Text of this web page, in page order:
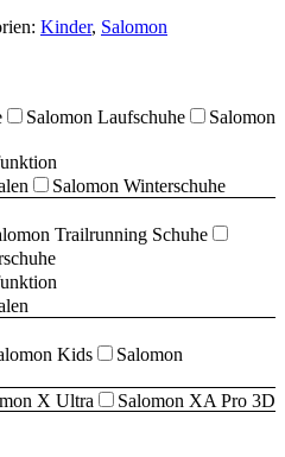
Kinder, Salomon
Salomon Laufschuhe
Salomon
Salomon Winterschuhe
Trailrunning Schuhe
Kids
Salomon
X Ultra
Salomon XA Pro 3D